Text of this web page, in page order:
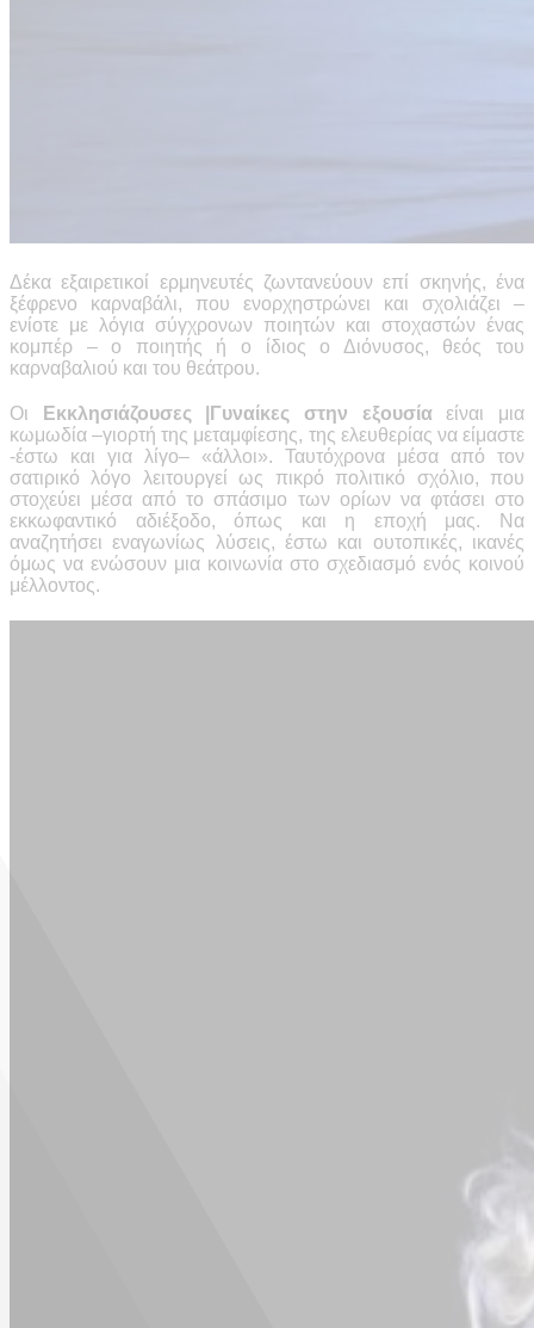
Δέκα εξαιρετικοί ερμηνευτές ζωντανεύουν επί σκηνής, ένα
ξέφρενο καρναβάλι, που ενορχηστρώνει και σχολιάζει –
ενίοτε με λόγια σύγχρονων ποιητών και στοχαστών ένας
κομπέρ – ο ποιητής ή ο ίδιος ο Διόνυσος, θεός του
καρναβαλιού και του θεάτρου.
Οι Εκκλησιάζουσες |Γυναίκες στην εξουσίαείναι μια
κωμωδία –γιορτή της μεταμφίεσης, της ελευθερίας να είμαστε
-έστω και για λίγο– «άλλοι». Ταυτόχρονα μέσα από τον
σατιρικό λόγο λειτουργεί ως πικρό πολιτικό σχόλιο, που
στοχεύει μέσα από το σπάσιμο των ορίων να φτάσει στο
εκκωφαντικό αδιέξοδο, όπως και η εποχή μας. Να
αναζητήσει εναγωνίως λύσεις, έστω και ουτοπικές, ικανές
όμως να ενώσουν μια κοινωνία στο σχεδιασμό ενός κοινού
μέλλοντος.